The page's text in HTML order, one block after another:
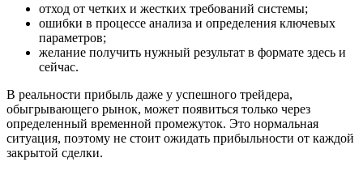
отход от четких и жестких требований системы;
ошибки в процессе анализа и определения ключевых
параметров;
желание получить нужный результат в формате здесь и
сейчас.
В реальности прибыль даже у успешного трейдера,
обыгрывающего рынок, может появиться только через
определенный временной промежуток. Это нормальная
ситуация, поэтому не стоит ожидать прибыльности от каждой
закрытой сделки.